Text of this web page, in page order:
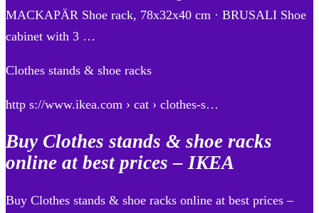
MACKAPÄR Shoe rack, 78x32x40 cm · BRUSALI Shoe
cabinet with 3 …
Clothes stands & shoe racks
http s://www.ikea.com › cat › clothes-s…
Buy Clothes stands & shoe racks
online at best prices – IKEA
Buy Clothes stands & shoe racks online at best prices –